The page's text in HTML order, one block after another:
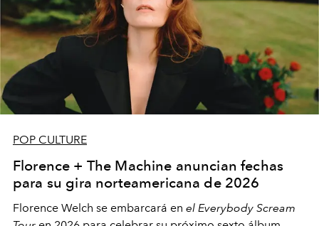
POP CULTURE
Florence + The Machine anuncian fechas
para su gira norteamericana de 2026
Florence Welch se embarcará en el Everybody Scream